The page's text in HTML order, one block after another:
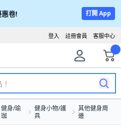
卷! 打開 App
客服中心
註冊會員
登入
健身/瑜
珈
健身小物/護
具
其他健身周
邊